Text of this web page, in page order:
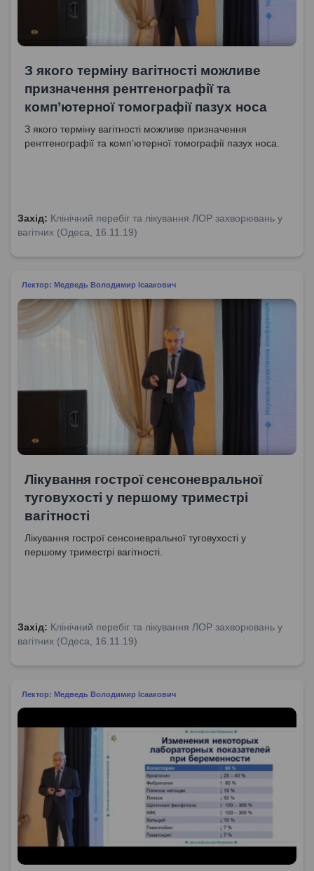
З якого терміну вагітності можливе
призначення рентгенографії та
комп’ютерної томографії пазух носа
З якого терміну вагітності можливе призначення
рентгенографії та комп’ютерної томографії пазух носа.
Захід: Клінічний перебіг та лікування ЛОР захворювань у
вагітних (Одеса, 16.11.19)
Лектор: Медведь Володимир Ісаакович
Лікування гострої сенсоневральної
туговухості у першому триместрі
вагітності
Лікування гострої сенсоневральної туговухості у
першому триместрі вагітності.
Захід: Клінічний перебіг та лікування ЛОР захворювань у
вагітних (Одеса, 16.11.19)
Лектор: Медведь Володимир Ісаакович